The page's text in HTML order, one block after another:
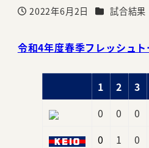
投稿日
2022年6月2日 カテゴリー
試合結果
令和4年度春季フレッシュト
1 2 3
0
0 0
0
1 0